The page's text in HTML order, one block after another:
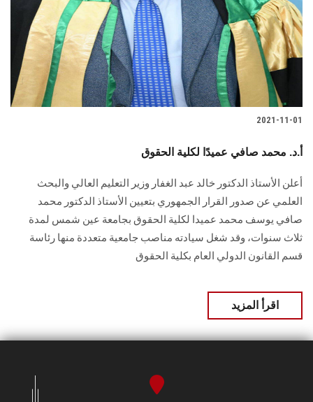
الطلاب
هيئة التدريس
الدراسات العليا
الزائـرون
سجل الان
2021-11-01
أ.د. محمد صافي عميدًا لكلية الحقوق
أعلن الأستاذ الدكتور خالد عبد الغفار وزير التعليم العالي والبحث
العلمي عن صدور القرار الجمهوري بتعيين الأستاذ الدكتور محمد
صافي يوسف محمد عميدا لكلية الحقوق بجامعة عين شمس لمدة
ثلاث سنوات، وقد شغل سيادته مناصب جامعية متعددة منها رئاسة
قسم القانون الدولي العام بكلية الحقوق
اقرأ المزيد